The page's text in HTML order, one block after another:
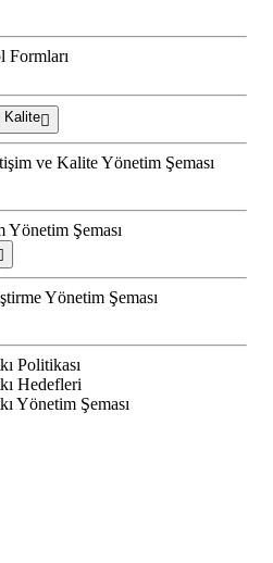
Kalite
ve Kalite Yönetim Şeması
Şeması
Yönetim Şeması
Politikası
Hedefleri
Yönetim Şeması